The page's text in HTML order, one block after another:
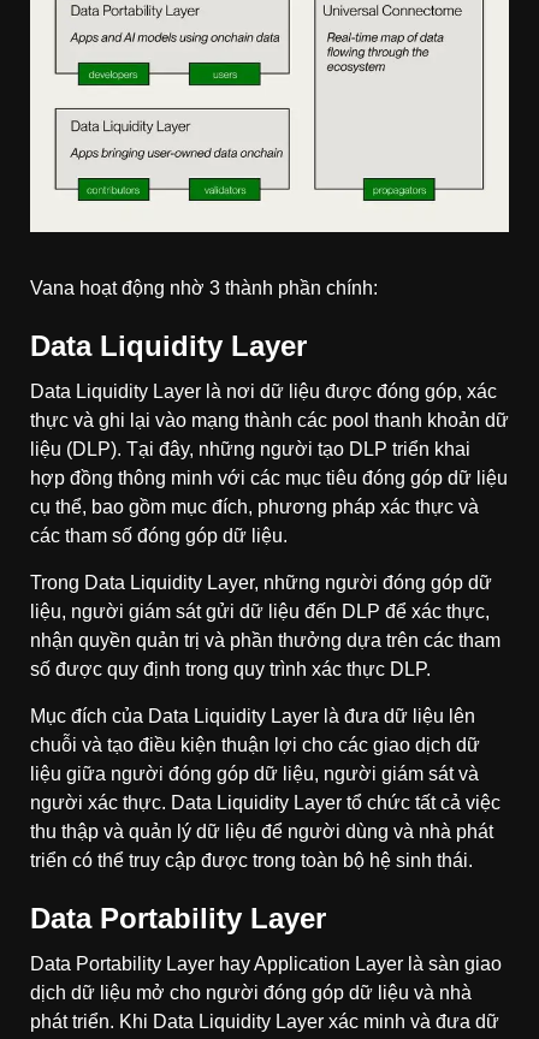
Vana hoạt động nhờ 3 thành phần chính:
Data Liquidity Layer
Data Liquidity Layer là nơi dữ liệu được đóng góp, xác
thực và ghi lại vào mạng thành các pool thanh khoản dữ
liệu (DLP). Tại đây, những người tạo DLP triển khai
hợp đồng thông minh với các mục tiêu đóng góp dữ liệu
cụ thể, bao gồm mục đích, phương pháp xác thực và
các tham số đóng góp dữ liệu.
Trong Data Liquidity Layer, những người đóng góp dữ
liệu, người giám sát gửi dữ liệu đến DLP để xác thực,
nhận quyền quản trị và phần thưởng dựa trên các tham
số được quy định trong quy trình xác thực DLP.
Mục đích của Data Liquidity Layer là đưa dữ liệu lên
chuỗi và tạo điều kiện thuận lợi cho các giao dịch dữ
liệu giữa người đóng góp dữ liệu, người giám sát và
người xác thực. Data Liquidity Layer tổ chức tất cả việc
thu thập và quản lý dữ liệu để người dùng và nhà phát
triển có thể truy cập được trong toàn bộ hệ sinh thái.
Data Portability Layer
Data Portability Layer hay Application Layer là sàn giao
dịch dữ liệu mở cho người đóng góp dữ liệu và nhà
phát triển. Khi Data Liquidity Layer xác minh và đưa dữ